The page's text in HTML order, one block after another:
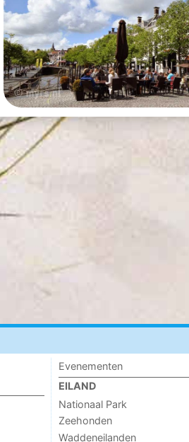
Evenementen
EILAND
Nationaal Park
Zeehonden
Waddeneilanden